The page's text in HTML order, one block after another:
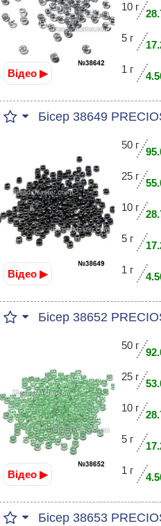
Відео ▶
10 г
5 г
1 г
Бісер 38649
Відео ▶
50 г
25 г
10 г
5 г
1 г
Бісер 38652
Відео ▶
50 г
25 г
10 г
5 г
1 г
Бісер 38653